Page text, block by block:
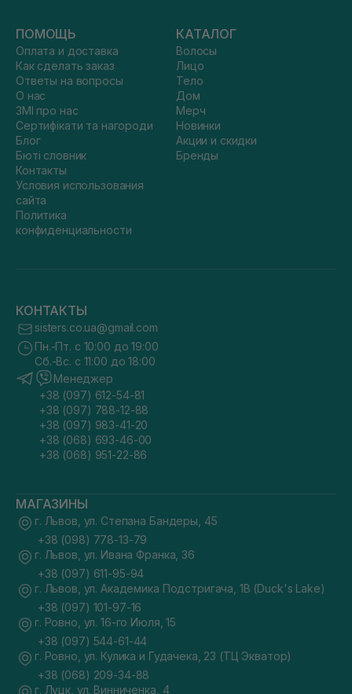
ПОМОЩЬ
Оплата и доставка
Как сделать заказ
Ответы на вопросы
О нас
ЗМІ про нас
Сертифікати та нагороди
Блог
Бюті словник
Контакты
Условия использования
сайта
Политика
конфиденциальности
КАТАЛОГ
Волосы
Лицо
Тело
Дом
Мерч
Новинки
Акции и скидки
Бренды
КОНТАКТЫ
sisters.co.ua@gmail.com
Пн.-Пт. с 10:00 до 19:00
Сб.-Вс. с 11:00 до 18:00
Менеджер
+38 (097) 612-54-81
+38 (097) 788-12-88
+38 (097) 983-41-20
+38 (068) 693-46-00
+38 (068) 951-22-86
МАГАЗИНЫ
г. Львов, ул. Степана Бандеры, 45
+38 (098) 778-13-79
г. Львов, ул. Ивана Франка, 36
+38 (097) 611-95-94
г. Львов, ул. Академика Подстригача, 1В (Duck's Lake)
+38 (097) 101-97-16
г. Ровно, ул. 16-го Июля, 15
+38 (097) 544-61-44
г. Ровно, ул. Кулика и Гудачека, 23 (ТЦ Экватор)
+38 (068) 209-34-88
г. Луцк, ул. Винниченка, 4